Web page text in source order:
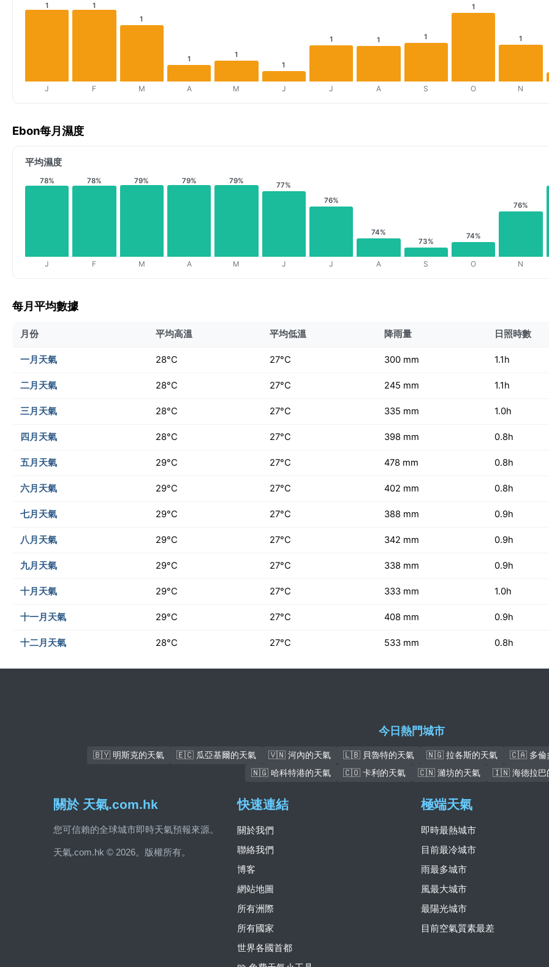
1
J
1
F
1
M
1
A
1
M
1
J
1
J
1
A
1
S
1
O
1
N
Ebon每月濕度
平均濕度
78%
J
78%
F
79%
M
79%
A
79%
M
77%
J
76%
J
74%
A
73%
S
74%
O
76%
N
每月平均數據
月份 平均高溫 平均低溫 降雨量 日照時數
一月天氣 28°C 27°C 300 mm 1.1h
二月天氣 28°C 27°C 245 mm 1.1h
三月天氣 28°C 27°C 335 mm 1.0h
四月天氣 28°C 27°C 398 mm 0.8h
五月天氣 29°C 27°C 478 mm 0.8h
六月天氣 29°C 27°C 402 mm 0.8h
七月天氣 29°C 27°C 388 mm 0.9h
八月天氣 29°C 27°C 342 mm 0.9h
九月天氣 29°C 27°C 338 mm 0.9h
十月天氣 29°C 27°C 333 mm 1.0h
十一月天氣 29°C 27°C 408 mm 0.9h
十二月天氣 28°C 27°C 533 mm 0.8h
今日熱門城市
🇧🇾 明斯克的天氣 🇪🇨 瓜亞基爾的天氣 🇻🇳 河內的天氣 🇱🇧 貝魯特的天氣 🇳🇬 拉各斯的天氣 🇨🇦 多倫
🇳🇬 哈科特港的天氣
🇨🇴 卡利的天氣 🇨🇳 濰坊的天氣 🇮🇳 海德拉巴
關於 天氣.com.hk
您可信賴的全球城市即時天氣預報來源。
天氣.com.hk © 2026。版權所有。
快速連結
關於我們
聯絡我們
博客
網站地圖
所有洲際
所有國家
世界各國首都
極端天氣
即時最熱城市
目前最冷城市
雨最多城市
風最大城市
最陽光城市
目前空氣質素最差